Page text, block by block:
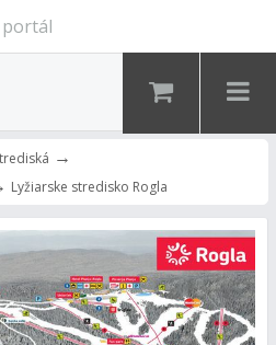
→
Lyžiarske stredisko Rogla